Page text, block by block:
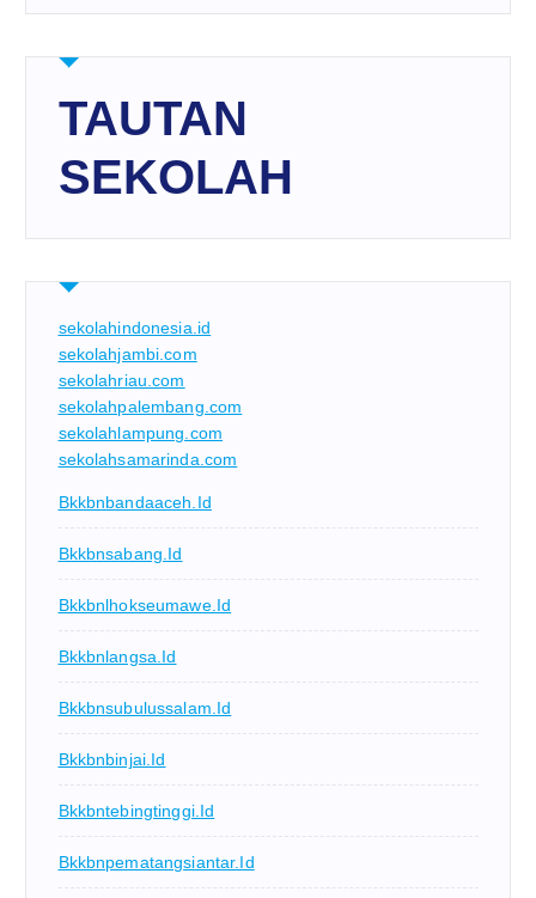
TAUTAN
SEKOLAH
sekolahindonesia.id
sekolahjambi.com
sekolahriau.com
sekolahpalembang.com
sekolahlampung.com
sekolahsamarinda.com
Bkkbnbandaaceh.id
Bkkbnsabang.id
Bkkbnlhokseumawe.id
Bkkbnlangsa.id
Bkkbnsubulussalam.id
Bkkbnbinjai.id
Bkkbntebingtinggi.id
Bkkbnpematangsiantar.id